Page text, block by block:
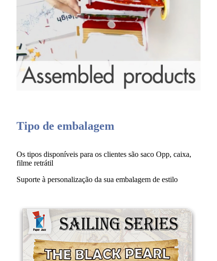
Tipo de embalagem
Os tipos disponíveis para os clientes são saco Opp, caixa,
filme retrátil
Suporte à personalização da sua embalagem de estilo